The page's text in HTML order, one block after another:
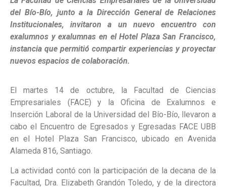
del Bío-Bío, junto a la Dirección General de Relaciones
Institucionales, invitaron a un nuevo encuentro con
exalumnos y exalumnas en el Hotel Plaza San Francisco,
instancia que permitió compartir experiencias y proyectar
nuevos espacios de colaboración.
El martes 14 de octubre, la Facultad de Ciencias
Empresariales (FACE) y la Oficina de Exalumnos e
Inserción Laboral de la Universidad del Bío-Bío, llevaron a
cabo el Encuentro de Egresados y Egresadas FACE UBB
en el Hotel Plaza San Francisco, ubicado en Avenida
Alameda 816, Santiago.
La actividad contó con la participación de la decana de la
Facultad, Dra. Elizabeth Grandón Toledo, y de la directora